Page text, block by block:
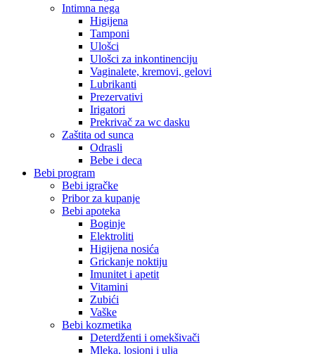
Intimna nega
Higijena
Tamponi
Ulošci
Ulošci za inkontinenciju
Vaginalete, kremovi, gelovi
Lubrikanti
Prezervativi
Irigatori
Prekrivač za wc dasku
Zaštita od sunca
Odrasli
Bebe i deca
Bebi program
Bebi igračke
Pribor za kupanje
Bebi apoteka
Boginje
Elektroliti
Higijena nosića
Grickanje noktiju
Imunitet i apetit
Vitamini
Zubići
Vaške
Bebi kozmetika
Deterdženti i omekšivači
Mleka, losioni i ulja